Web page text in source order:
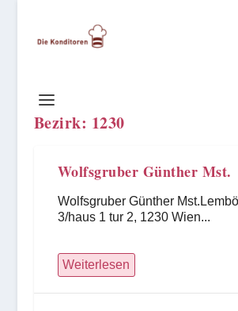
Bezirk: 1230
Wolfsgruber Günther Mst.
Wolfsgruber Günther
3/haus 1 tur 2, 1230 Wien...
Weiterlesen